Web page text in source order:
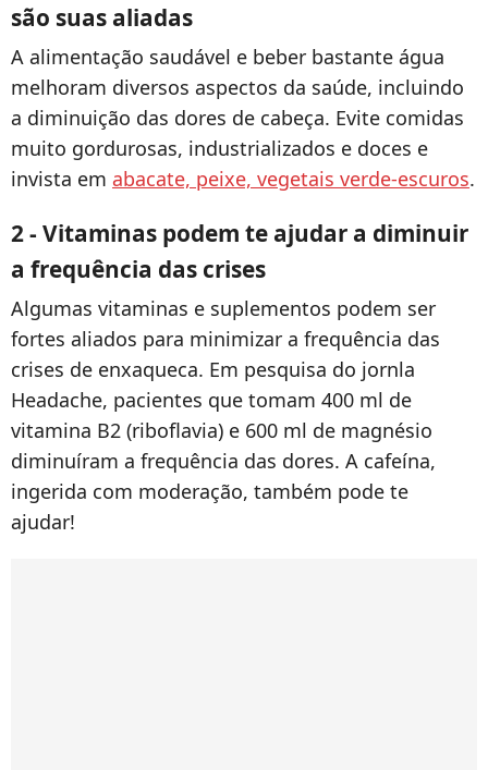
são suas aliadas
A alimentação saudável e beber bastante água
melhoram diversos aspectos da saúde, incluindo
a diminuição das dores de cabeça. Evite comidas
muito gordurosas, industrializados e doces e
invista em abacate, peixe, vegetais verde-escuros.
2 - Vitaminas podem te ajudar a diminuir
a frequência das crises
Algumas vitaminas e suplementos podem ser
fortes aliados para minimizar a frequência das
crises de enxaqueca. Em pesquisa do jornla
Headache, pacientes que tomam 400 ml de
vitamina B2 (riboflavia) e 600 ml de magnésio
diminuíram a frequência das dores. A cafeína,
ingerida com moderação, também pode te
ajudar!